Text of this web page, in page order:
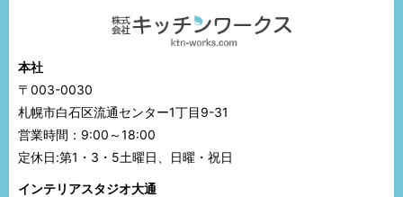
本社
〒003-0030
札幌市白石区流通センター1丁目9-31
営業時間：9:00～18:00
定休日:第1・3・5土曜日、日曜・祝日
インテリアスタジオ大通